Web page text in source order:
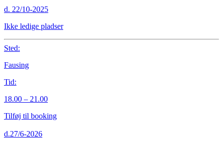
d. 22/10-2025
Ikke ledige pladser
Sted:
Fausing
Tid:
18.00 – 21.00
Tilføj til booking
d.27/6-2026